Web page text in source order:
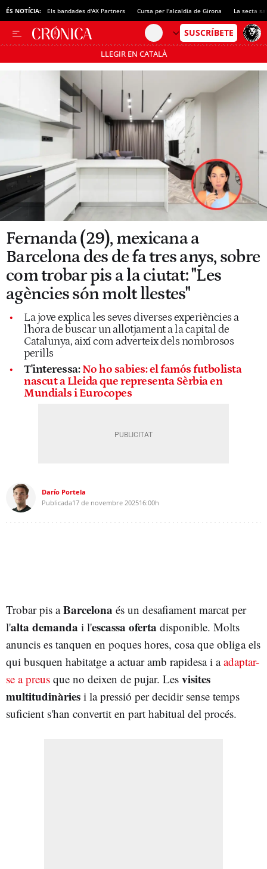
ÉS NOTÍCIA: Els bandades d'AX Partners Cursa per l'alcaldia de Girona La secta
LLEGIR EN CATALÀ
Passa’t al mode estalvi
Fernanda (29), mexicana a
Barcelona des de fa tres anys, sobre
com trobar pis a la ciutat: "Les
agències són molt llestes"
La jove explica les seves diverses experiències a
l'hora de buscar un allotjament a la capital de
Catalunya, així com adverteix dels nombrosos
perills
T'interessa:No ho sabies: el famós futbolista
nascut a Lleida que representa Sèrbia en
Mundials i Eurocopes
Darío Portela
Publicada17 de novembre 202516:00h
Trobar pis aBarcelona és un desafiament marcat per
l'alta demanda i l'escassa oferta disponible. Molts
anuncis es tanquen en poques hores, cosa que obliga els
qui busquen habitatge a actuar amb rapidesa i aadaptar-
se a preus que no deixen de pujar. Les visites
multitudinàries i la pressió per decidir sense temps
suficient s'han convertit en part habitual del procés.